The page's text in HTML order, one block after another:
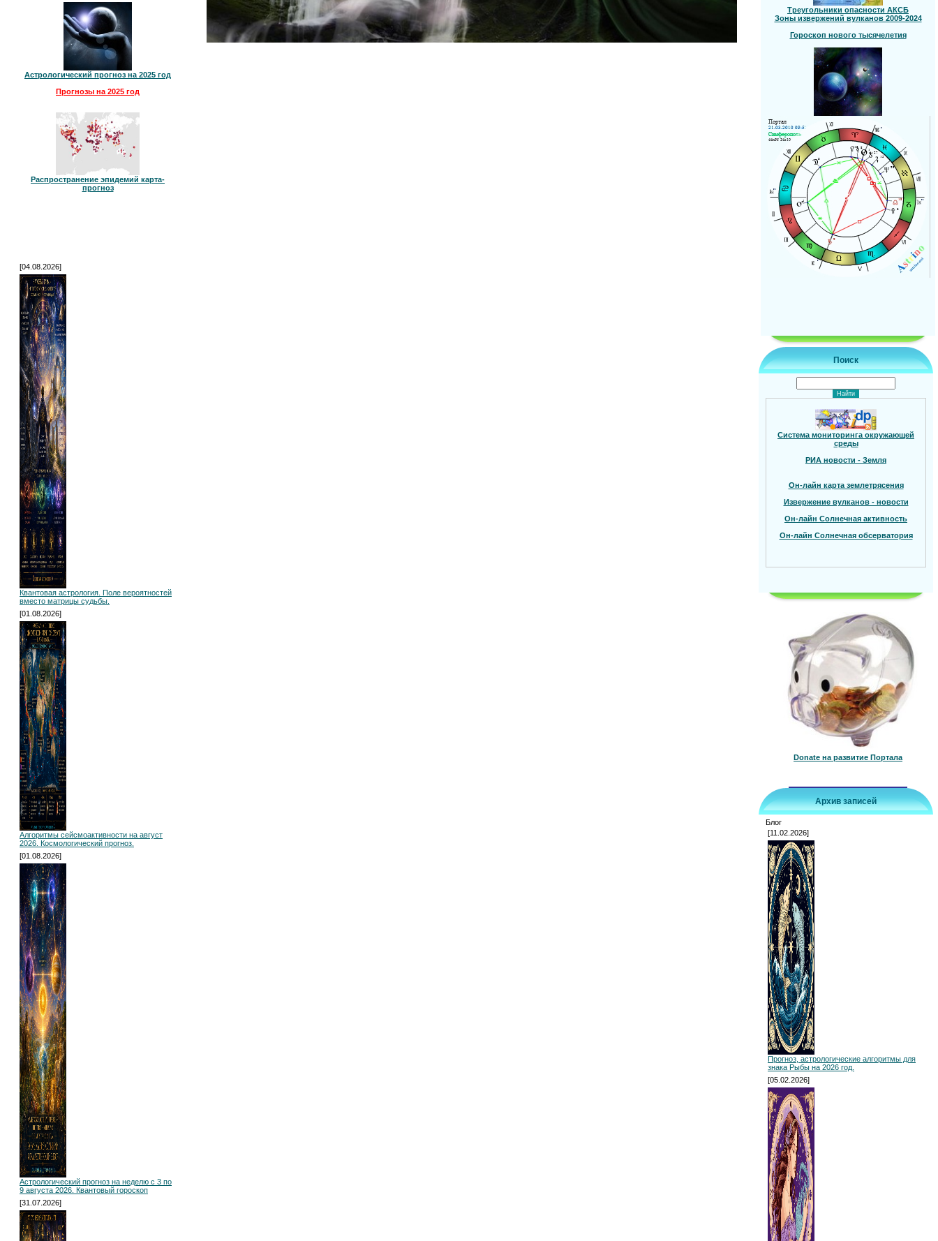
Астрологический прогноз на 2025 год
Прогнозы на 2025 год
Распространение эпидемий карта-
прогноз
[04.08.2026]
Квантовая астрология. Поле вероятностей
вместо матрицы судьбы.
[01.08.2026]
Алгоритмы сейсмоактивности на август
2026. Космологический прогноз.
[01.08.2026]
Астрологический прогноз на неделю с 3 по
9 августа 2026. Квантовый гороскоп
[31.07.2026]
Треугольники опасности АКСБ
Зоны извержений вулканов 2009-2024
Гороскоп нового тысячелетия
Поиск
Система мониторинга окружающей
среды
РИА новости - Земля
Он-лайн карта землетрясения
Извержение вулканов - новости
Он-лайн Солнечная активность
Он-лайн Солнечная обсерватория
Donate на развитие Портала
Архив записей
Блог
[11.02.2026]
Прогноз, астрологические алгоритмы для
знака Рыбы на 2026 год.
[05.02.2026]